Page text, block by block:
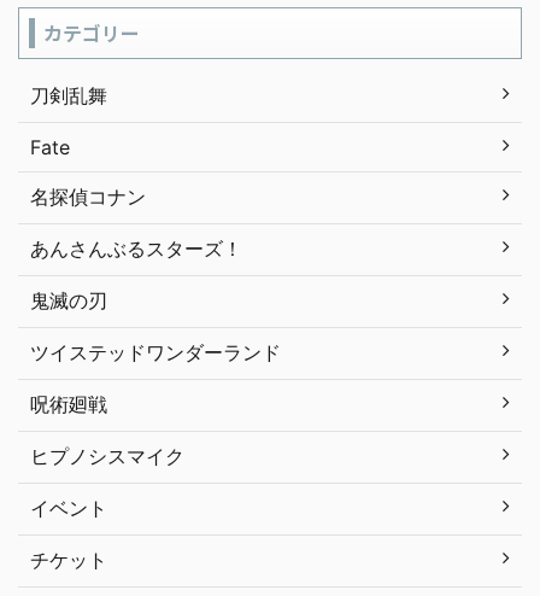
カテゴリー
刀剣乱舞
Fate
名探偵コナン
あんさんぶるスターズ！
鬼滅の刃
ツイステッドワンダーランド
呪術廻戦
ヒプノシスマイク
イベント
チケット